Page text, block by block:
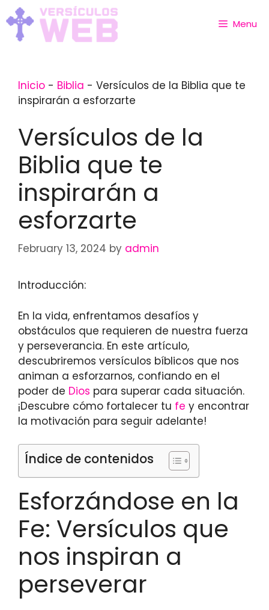
Skip
to
content
Menu
Inicio - Biblia - Versículos de la Biblia que te
inspirarán a esforzarte
Versículos de la
Biblia que te
inspirarán a
esforzarte
February 13, 2024 by admin
Introducción:
En la vida, enfrentamos desafíos y
obstáculos que requieren de nuestra fuerza
y perseverancia. En este artículo,
descubriremos versículos bíblicos que nos
animan a esforzarnos, confiando en el
poder de Dios para superar cada situación.
¡Descubre cómo fortalecer tu fe y encontrar
la motivación para seguir adelante!
Índice de contenidos
Esforzándose en la
Fe: Versículos que
nos inspiran a
perseverar